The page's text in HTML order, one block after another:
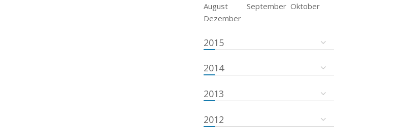
August
September Oktober
Dezember
2015
2014
2013
2012